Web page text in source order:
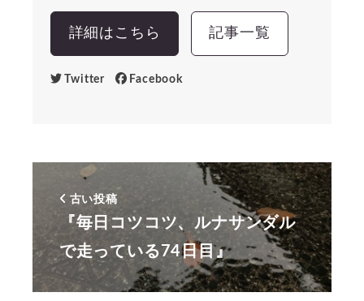
詳細はこちら 記事一覧
Twitter Facebook
古い投稿
『毎日コツコツ、ルナサンダル
で走っている74日目』